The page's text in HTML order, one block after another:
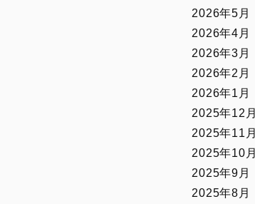
2026年5月
2026年4月
2026年3月
2026年2月
2026年1月
2025年12月
2025年11月
2025年10月
2025年9月
2025年8月